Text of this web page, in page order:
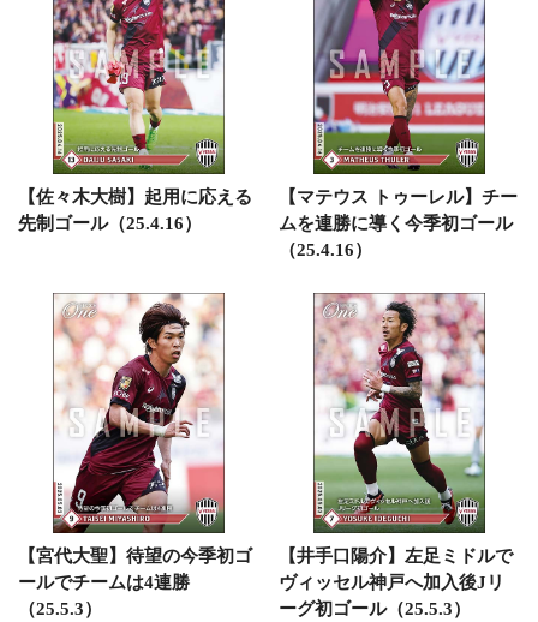
【佐々木大樹】起用に応える
先制ゴール（25.4.16）
【マテウス トゥーレル】チー
ムを連勝に導く今季初ゴール
（25.4.16）
【宮代大聖】待望の今季初ゴ
ールでチームは4連勝
（25.5.3）
【井手口陽介】左足ミドルで
ヴィッセル神戸へ加入後Jリ
ーグ初ゴール（25.5.3）